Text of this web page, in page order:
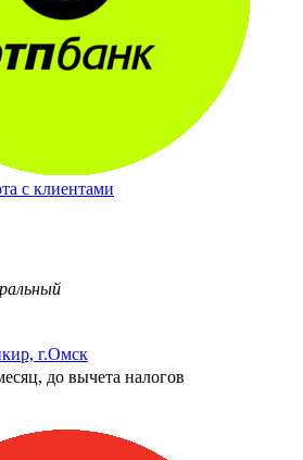
с клиентами
г.Омск
до вычета налогов